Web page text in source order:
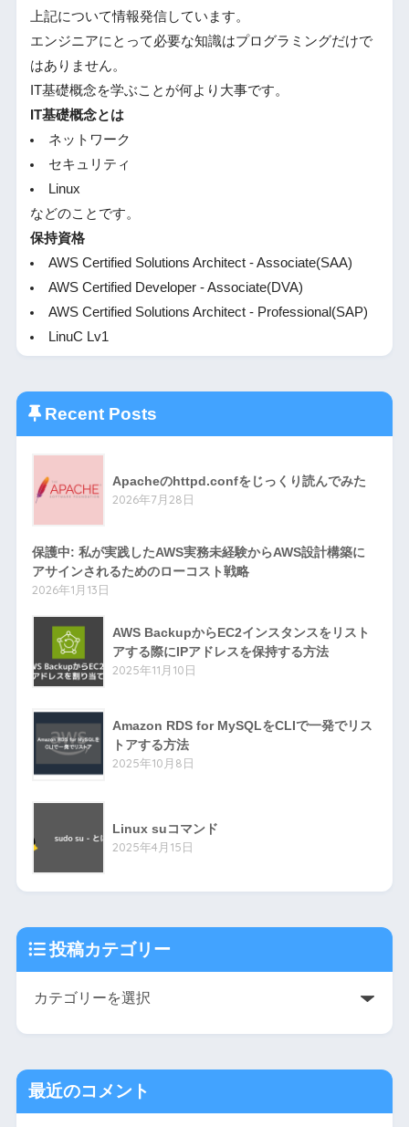
上記について情報発信しています。
エンジニアにとって必要な知識はプログラミングだけで
はありません。
IT基礎概念を学ぶことが何より大事です。
IT基礎概念とは
ネットワーク
セキュリティ
Linux
などのことです。
保持資格
AWS Certified Solutions Architect - Associate(SAA)
AWS Certified Developer - Associate(DVA)
AWS Certified Solutions Architect - Professional(SAP)
LinuC Lv1
Recent Posts
Apacheのhttpd.confをじっくり読んでみた
2026年7月28日
保護中: 私が実践したAWS実務未経験からAWS設計構築に
アサインされるためのローコスト戦略
2026年1月13日
AWS BackupからEC2インスタンスをリスト
アする際にIPアドレスを保持する方法
2025年11月10日
Amazon RDS for MySQLをCLIで一発でリス
トアする方法
2025年10月8日
Linux suコマンド
2025年4月15日
投稿カテゴリー
最近のコメント